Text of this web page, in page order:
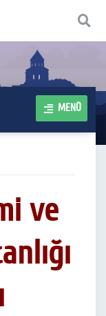
MENÜ
ve